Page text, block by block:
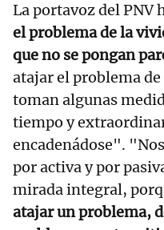
La portavoz del PNV
el problema de la
que no se pongan
atajar el problema
toman algunas
tiempo y
encadenádose".
por activa y por
mirada integral,
atajar un problema,